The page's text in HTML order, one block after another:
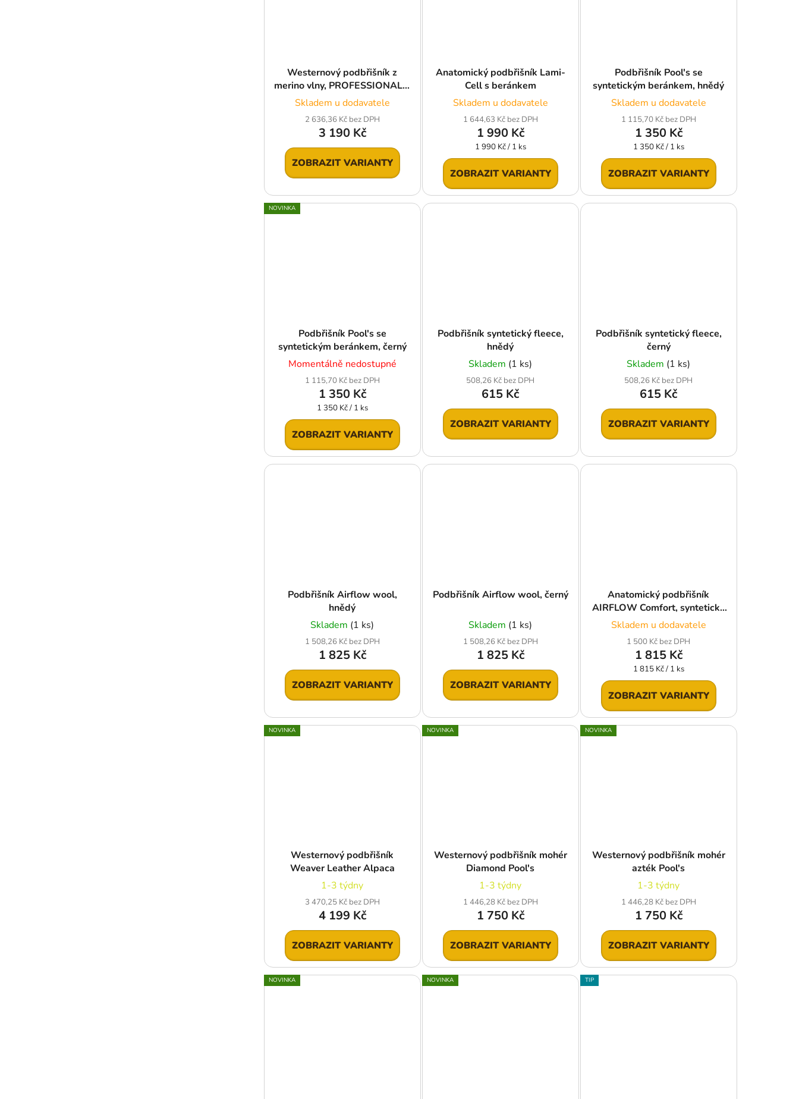
Westernový podbřišník z
merino vlny, PROFESSIONAL'S
CHOICE, černý
Skladem u dodavatele
2 636,36 Kč bez DPH
3 190 Kč
ZOBRAZIT VARIANTY
Anatomický podbřišník Lami-
Cell s beránkem
Skladem u dodavatele
1 644,63 Kč bez DPH
1 990 Kč
Měrná
cena:
1 990 Kč / 1 ks
ZOBRAZIT VARIANTY
Podbřišník Pool's se
syntetickým beránkem, hnědý
Skladem u dodavatele
1 115,70 Kč bez DPH
1 350 Kč
Měrná
cena:
1 350 Kč / 1 ks
ZOBRAZIT VARIANTY
NOVINKA
Podbřišník Pool's se
syntetickým beránkem, černý
Momentálně nedostupné
1 115,70 Kč bez DPH
1 350 Kč
Měrná
cena:
1 350 Kč / 1 ks
ZOBRAZIT VARIANTY
Podbřišník syntetický fleece,
hnědý
Skladem (1 ks)
508,26 Kč bez DPH
615 Kč
ZOBRAZIT VARIANTY
Podbřišník syntetický fleece,
černý
Skladem (1 ks)
508,26 Kč bez DPH
615 Kč
ZOBRAZIT VARIANTY
Podbřišník Airflow wool,
hnědý
Skladem (1 ks)
1 508,26 Kč bez DPH
1 825 Kč
ZOBRAZIT VARIANTY
Podbřišník Airflow wool, černý
Skladem (1 ks)
1 508,26 Kč bez DPH
1 825 Kč
ZOBRAZIT VARIANTY
Anatomický podbřišník
AIRFLOW Comfort, syntetická
vlna, černý
Skladem u dodavatele
1 500 Kč bez DPH
1 815 Kč
Měrná
cena:
1 815 Kč / 1 ks
ZOBRAZIT VARIANTY
NOVINKA
Westernový podbřišník
Weaver Leather Alpaca
1-3 týdny
3 470,25 Kč bez DPH
4 199 Kč
ZOBRAZIT VARIANTY
NOVINKA
Westernový podbřišník mohér
Diamond Pool's
1-3 týdny
1 446,28 Kč bez DPH
1 750 Kč
ZOBRAZIT VARIANTY
NOVINKA
Westernový podbřišník mohér
azték Pool's
1-3 týdny
1 446,28 Kč bez DPH
1 750 Kč
ZOBRAZIT VARIANTY
NOVINKA NOVINKA TIP